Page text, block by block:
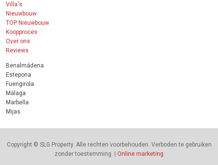
Villa's
Nieuwbouw
TOP Nieuwbouw
Koopproces
Over ons
Reviews
Benalmádena
Estepona
Fuengirola
Málaga
Marbella
Mijas
Copyright © SLG Property. Alle rechten voorbehouden. Verboden te gebruiken
zonder toestemming. | Online marketing